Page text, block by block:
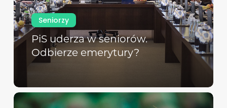
Seniorzy
PiS uderza w seniorów.
Odbierze emerytury?